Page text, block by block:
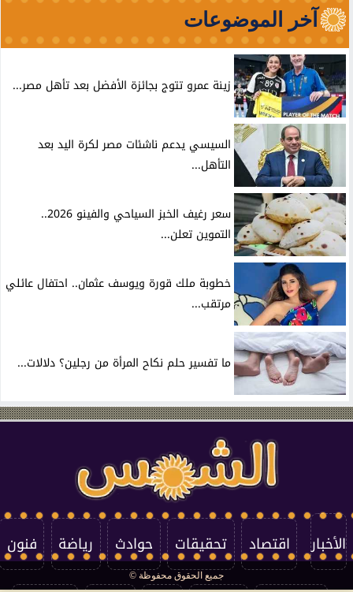
آخر الموضوعات
زينة عمرو تتوج بجائزة الأفضل بعد تأهل مصر...
السيسي يدعم ناشئات مصر لكرة اليد بعد
التأهل...
سعر رغيف الخبز السياحي والفينو 2026..
التموين تعلن...
خطوبة ملك قورة ويوسف عثمان.. احتفال عائلي
مرتقب...
ما تفسير حلم نكاح المرأة من رجلين؟ دلالات...
الأخبار اقتصاد تحقيقات حوادث رياضة فنون
جميع الحقوق محفوظة ©